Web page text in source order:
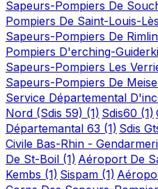
Sapeurs-Pompiers De
Pompiers De Saint-Louis-
Sapeurs-Pompiers De
Pompiers D'erching-
Sapeurs-Pompiers Les
Sapeurs-Pompiers De
Service Départemental
Nord (Sdis 59) (1) Sdis60 (1)
Départemantal 63 (1) Sdis
Civile Bas-Rhin -
De St-Boil (1) Aéroport De
Kembs (1) Sispam (1)